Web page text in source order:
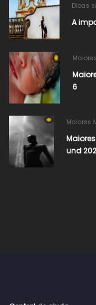
Dicas
A
6
Maiores
und